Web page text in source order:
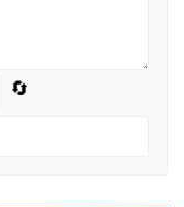
🔄